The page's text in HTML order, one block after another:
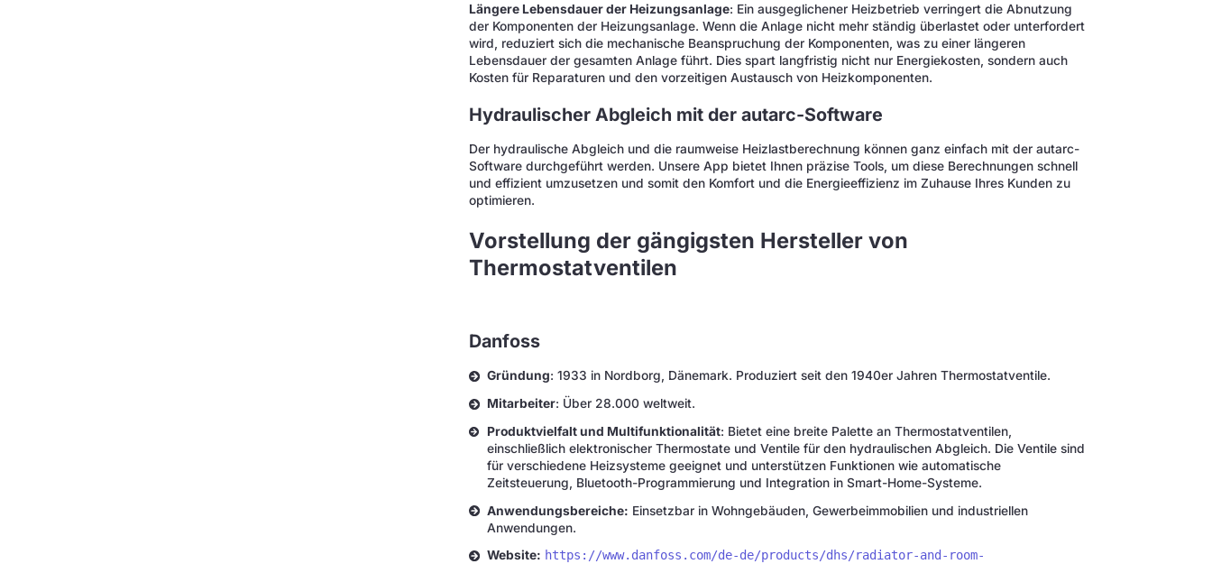
Längere Lebensdauer der Heizungsanlage: Ein ausgeglichener Heizbetrieb verringert die Abnutzung
der Komponenten der Heizungsanlage. Wenn die Anlage nicht mehr ständig überlastet oder unterfordert
wird, reduziert sich die mechanische Beanspruchung der Komponenten, was zu einer längeren
Lebensdauer der gesamten Anlage führt. Dies spart langfristig nicht nur Energiekosten, sondern auch
Kosten für Reparaturen und den vorzeitigen Austausch von Heizkomponenten.
Hydraulischer Abgleich mit der autarc-Software
Der hydraulische Abgleich und die raumweise Heizlastberechnung können ganz einfach mit der autarc-
Software durchgeführt werden. Unsere App bietet Ihnen präzise Tools, um diese Berechnungen schnell
und effizient umzusetzen und somit den Komfort und die Energieeffizienz im Zuhause Ihres Kunden zu
optimieren.
Vorstellung der gängigsten Hersteller von
Thermostatventilen
Danfoss
Gründung: 1933 in Nordborg, Dänemark. Produziert seit den 1940er Jahren Thermostatventile.
Mitarbeiter: Über 28.000 weltweit.
Produktvielfalt und Multifunktionalität: Bietet eine breite Palette an Thermostatventilen,
einschließlich elektronischer Thermostate und Ventile für den hydraulischen Abgleich. Die Ventile sind
für verschiedene Heizsysteme geeignet und unterstützen Funktionen wie automatische
Zeitsteuerung, Bluetooth-Programmierung und Integration in Smart-Home-Systeme.
Anwendungsbereiche: Einsetzbar in Wohngebäuden, Gewerbeimmobilien und industriellen
Anwendungen.
Website: https://www.danfoss.com/de-de/products/dhs/radiator-and-room-